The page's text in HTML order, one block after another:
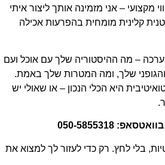
מקצועי – אני מזמינה אותך ליצור איתי
קלינית מומחית בהפרעות אכילה
– מה ההיסטוריה שלך עם אוכל ועם
שלך, ומה המטרות שלך באמת.
היא הכלי הנכון – או שאולי יש
050-5855318
בלי לחץ. רק כדי לעזור לך למצוא את